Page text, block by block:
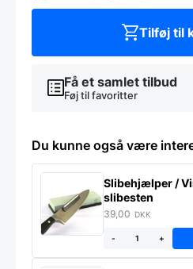
Få et samlet tilbud
Føj til favoritter
Tilføj til
Du kunne også være
Slibehjælper /
slibesten
39,00 DKK
- +